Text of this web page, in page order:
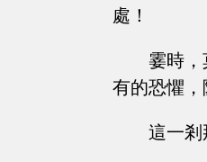
處！
霎時
有的恐懼，
這一剎